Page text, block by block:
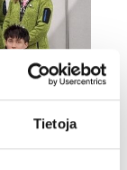
Tietoja